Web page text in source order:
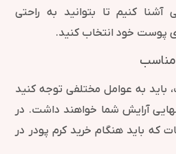
آشنا کنیم تا بتوانید به راحتی
پوست خود انتخاب کنید.
مناسب
باید به عوامل مختلفی توجه کنید
نهایی آرایش شما خواهند داشت. در
که باید هنگام خرید کرم پودر در